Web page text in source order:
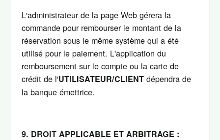
L'administrateur de la page Web gérera la
commande pour rembourser le montant de la
réservation sous le même système qui a été
utilisé pour le paiement. L'application du
remboursement sur le compte ou la carte de
crédit de l'UTILISATEUR/CLIENTdépendra de
la banque émettrice.
9. DROIT APPLICABLE ET ARBITRAGE :